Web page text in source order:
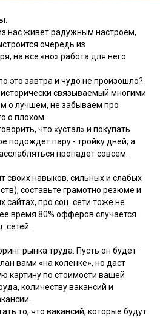
нас живет радужным настроем,
очередь из
на все «но» работа для него
это завтра и чудо не произошло?
связываемый многими
о лучшем, не забываем про
о плохом.
что «устал» и покупать
подождет пару - тройку дней, а
пропадет совсем.
своих навыков, сильных и слабых
составьте грамотно резюме и
сайтах, про соц. сети тоже не
время 80% офферов случается
сетей.
рынка труда. Пусть он будет
вами «на коленке», но даст
картину по стоимости вашей
количеству вакансий и
то, что вакансий, которые будут